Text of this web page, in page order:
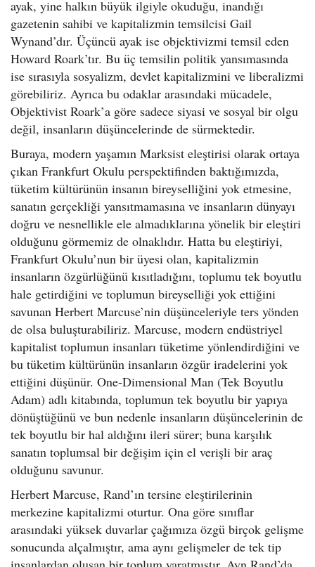
ayak, yine halkın büyük ilgiyle okuduğu, inandığı
gazetenin sahibi ve kapitalizmin temsilcisi Gail
Wynand’dır. Üçüncü ayak ise objektivizmi temsil eden
Howard Roark’tır. Bu üç temsilin politik yansımasında
ise sırasıyla sosyalizm, devlet kapitalizmini ve liberalizmi
görebiliriz. Ayrıca bu odaklar arasındaki mücadele,
Objektivist Roark’a göre sadece siyasi ve sosyal bir olgu
değil, insanların düşüncelerinde de sürmektedir.
Buraya, modern yaşamın Marksist eleştirisi olarak ortaya
çıkan Frankfurt Okulu perspektifinden baktığımızda,
tüketim kültürünün insanın bireyselliğini yok etmesine,
sanatın gerçekliği yansıtmamasına ve insanların dünyayı
doğru ve nesnellikle ele almadıklarına yönelik bir eleştiri
olduğunu görmemiz de olnaklıdır. Hatta bu eleştiriyi,
Frankfurt Okulu’nun bir üyesi olan, kapitalizmin
insanların özgürlüğünü kısıtladığını, toplumu tek boyutlu
hale getirdiğini ve toplumun bireyselliği yok ettiğini
savunan Herbert Marcuse’nin düşünceleriyle ters yönden
de olsa buluşturabiliriz. Marcuse, modern endüstriyel
kapitalist toplumun insanları tüketime yönlendirdiğini ve
bu tüketim kültürünün insanların özgür iradelerini yok
ettiğini düşünür. One-Dimensional Man (Tek Boyutlu
Adam) adlı kitabında, toplumun tek boyutlu bir yapıya
dönüştüğünü ve bun nedenle insanların düşüncelerinin de
tek boyutlu bir hal aldığını ileri sürer; buna karşılık
sanatın toplumsal bir değişim için el verişli bir araç
olduğunu savunur.
Herbert Marcuse, Rand’ın tersine eleştirilerinin
merkezine kapitalizmi oturtur. Ona göre sınıflar
arasındaki yüksek duvarlar çağımıza özgü birçok gelişme
sonucunda alçalmıştır, ama aynı gelişmeler de tek tip